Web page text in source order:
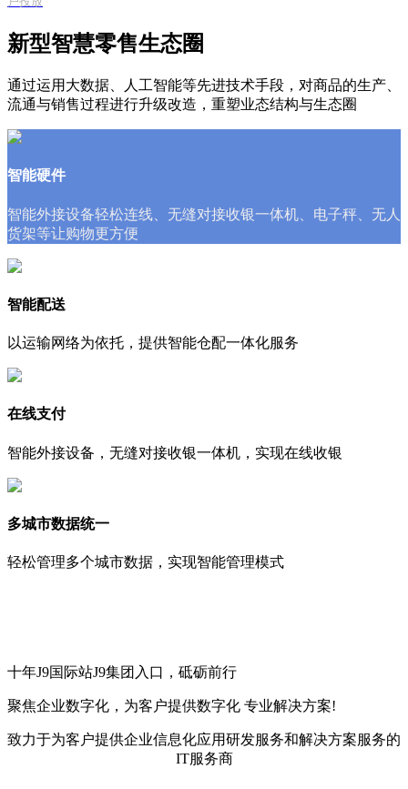
新型智慧零售生态圈
通过运用大数据、人工智能等先进技术手段，对商品的生产、
流通与销售过程进行升级改造，重塑业态结构与生态圈
智能硬件
智能外接设备轻松连线、无缝对接收银一体机、电子秤、无人
货架等让购物更方便
智能配送
以运输网络为依托，提供智能仓配一体化服务
在线支付
智能外接设备，无缝对接收银一体机，实现在线收银
多城市数据统一
轻松管理多个城市数据，实现智能管理模式
十年J9国际站J9集团入口，砥砺前行
聚焦企业数字化， 为客户提供数字化 专业解决方案!
致力于为客户提供企业信息化应用研发服务和解决方案服务的
IT服务商